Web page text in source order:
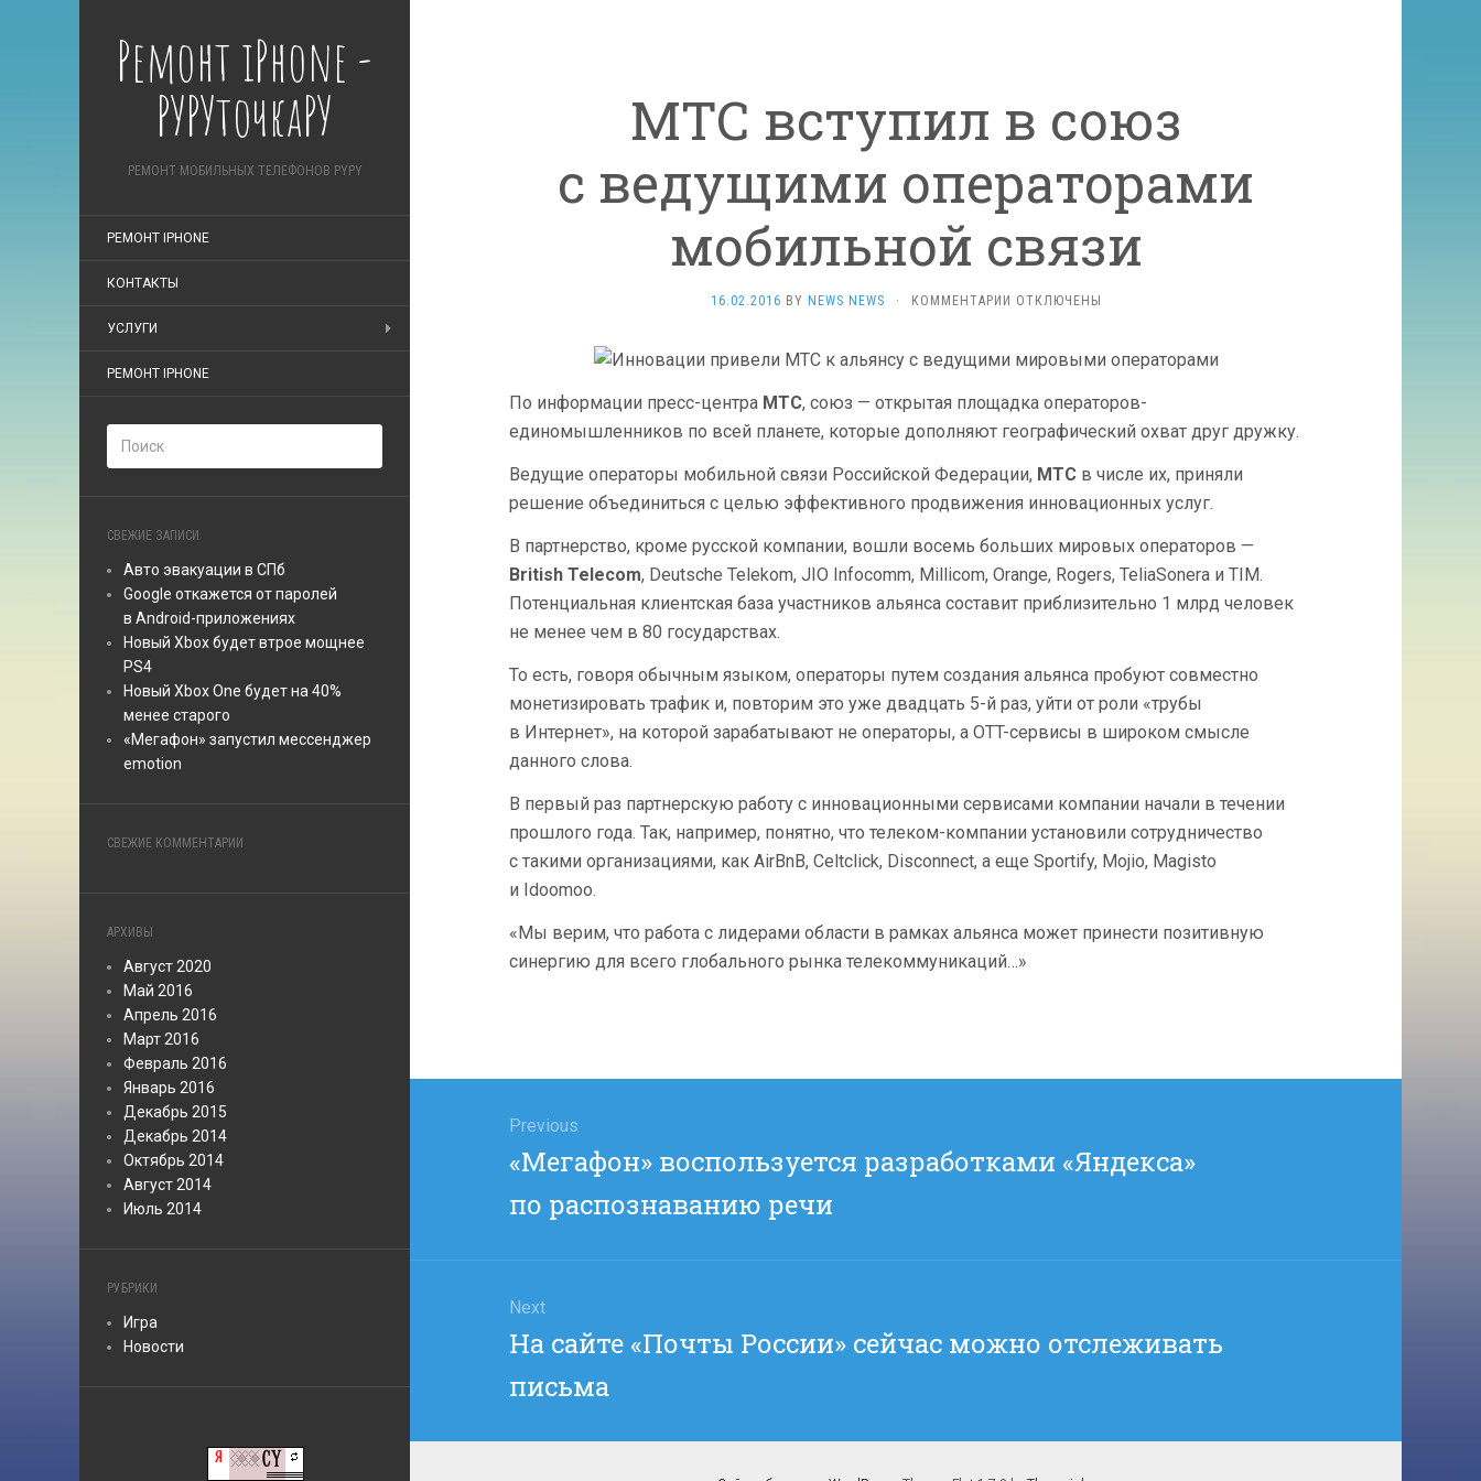
Ремонт iPhone -
РУРУточкаРУ
РЕМОНТ МОБИЛЬНЫХ ТЕЛЕФОНОВ PYPY
РЕМОНТ IPHONE
КОНТАКТЫ
УСЛУГИ
РЕМОНТ IPHONE
СВЕЖИЕ ЗАПИСИ
Авто эвакуации в СПб
Google откажется от паролей
в Android-приложениях
Новый Xbox будет втрое мощнее
PS4
Новый Xbox One будет на 40%
менее старого
«Мегафон» запустил мессенджер
emotion
СВЕЖИЕ КОММЕНТАРИИ
АРХИВЫ
Август 2020
Май 2016
Апрель 2016
Март 2016
Февраль 2016
Январь 2016
Декабрь 2015
Декабрь 2014
Октябрь 2014
Август 2014
Июль 2014
РУБРИКИ
Игра
Новости
МТС вступил в союз
с ведущими операторами
мобильной связи
16.02.2016 BY NEWS NEWS · КОММЕНТАРИИ К
ВСТУПИЛ
С ВЕДУЩИМИ
ОПЕРАТОРАМИ
СВЯЗИ
ОТКЛЮЧЕНЫ
По информации пресс-центра МТС, союз — открытая площадка операторов-
единомышленников по всей планете, которые дополняют географический охват друг дружку.
Ведущие операторы мобильной связи Российской Федерации, МТС в числе их, приняли
решение объединиться с целью эффективного продвижения инновационных услуг.
В партнерство, кроме русской компании, вошли восемь больших мировых операторов —
British Telecom, Deutsche Telekom, JIO Infocomm, Millicom, Orange, Rogers, TeliaSonera и TIM.
Потенциальная клиентская база участников альянса составит приблизительно 1 млрд человек
не менее чем в 80 государствах.
То есть, говоря обычным языком, операторы путем создания альянса пробуют совместно
монетизировать трафик и, повторим это уже двадцать 5-й раз, уйти от роли «трубы
в Интернет», на которой зарабатывают не операторы, а OTT-сервисы в широком смысле
данного слова.
В первый раз партнерскую работу с инновационными сервисами компании начали в течении
прошлого года. Так, например, понятно, что телеком-компании установили сотрудничество
с такими организациями, как AirBnB, Celtclick, Disconnect, а еще Sportify, Mojio, Magisto
и Idoomoo.
«Мы верим, что работа с лидерами области в рамках альянса может принести позитивную
синергию для всего глобального рынка телекоммуникаций…»
записям
Previous
Previous
«Мегафон» воспользуется разработками «Яндекса»
по распознаванию речи
Next
Next
На сайте «Почты России» сейчас можно отслеживать
письма